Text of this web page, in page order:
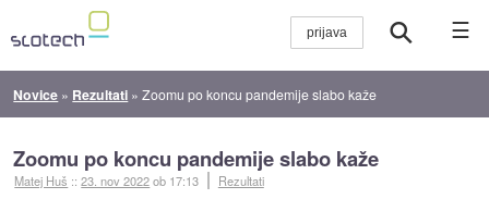
☰
Novice » Rezultati »Zoomu po koncu pandemije slabo kaže
Zoomu po koncu pandemije slabo kaže
Matej Huš ::23. nov 2022ob 17:13 Rezultati